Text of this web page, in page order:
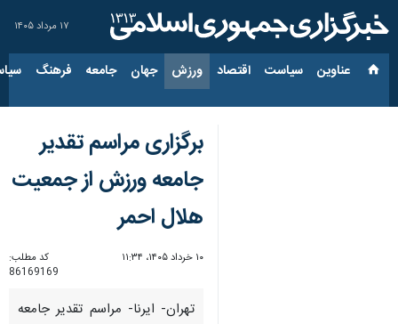
۱۷ مرداد ۱۴۰۵
عناوین‌ سیاست اقتصاد ورزش جهان جامعه فرهنگ
برگزاری مراسم تقدیر
جامعه ورزش از جمعیت
هلال احمر
۱۰ خرداد ۱۴۰۵، ۱۱:۳۴
کد مطلب:
86169169
تهران- ایرنا- مراسم تقدیر جامعه